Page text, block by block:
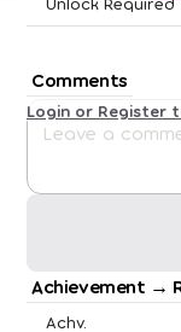
Comments
Login or Register
Achievement →
Achv.